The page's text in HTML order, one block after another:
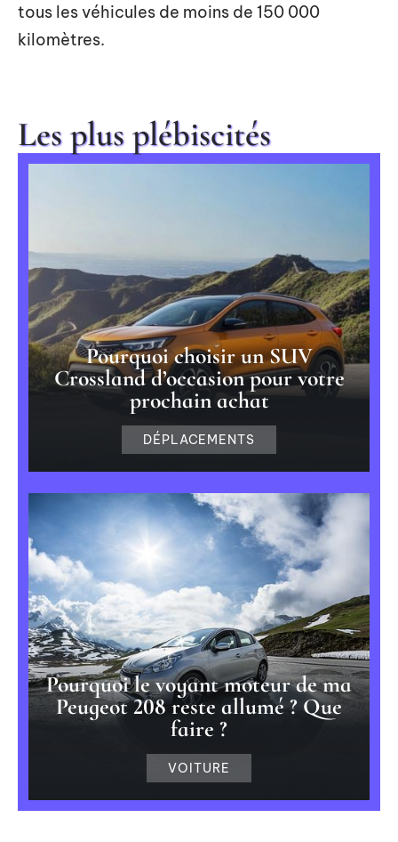
tous les véhicules de moins de 150 000
kilomètres.
Les plus plébiscités
Pourquoi choisir un SUV
Crossland d’occasion pour votre
prochain achat
DÉPLACEMENTS
Pourquoi le voyant moteur de ma
Peugeot 208 reste allumé ? Que
faire ?
VOITURE